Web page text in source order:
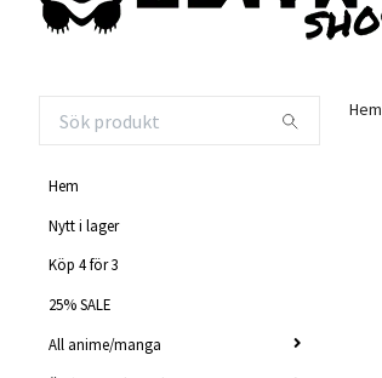
Hem
Nytt i lager
Köp 4 för 3
25% SALE
All anime/manga
Hem